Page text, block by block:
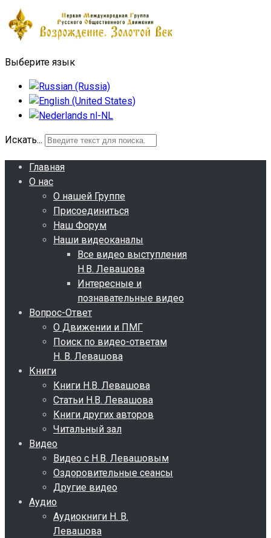
Выберите язык
Искать...
Главная
О нас
О нашей Группе
Присоединиться
Наш Форум
Наши видеоканалы
Все видео выступления
Н.В. Левашова
Интересные и
познавательные видео
Вопрос-Ответ
О Движении и ПМГ
Поиск по видео-ответам
Н. В. Левашова
Книги
Книги Н.В. Левашова
Статьи Н.В. Левашова
Книги других авторов
Читальный зал
Видео
Видео с Н.В. Левашовым
Оздоровительные сеансы
Другие видео
Аудио
Аудиокниги Н. В.
Левашова